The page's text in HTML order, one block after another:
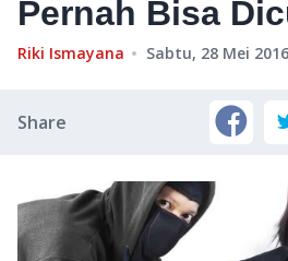
Pernah Bisa
Riki Ismayana Sabtu, 28 Mei
Share